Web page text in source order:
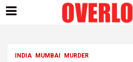
INDIA MUMBAI MURDER